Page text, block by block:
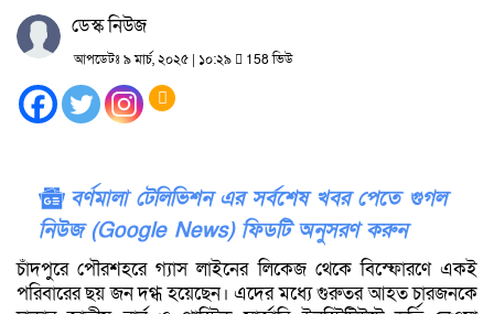
ডেস্ক নিউজ
আপডেটঃ ৯ মার্চ, ২০২৫ | ১০:২৯ 158 ভিউ
বর্ণমালা টেলিভিশন এর সর্বশেষ খবর পেতে গুগল
নিউজ (Google News) ফিডটি অনুসরণ করুন
চাঁদপুরে পৌরশহরে গ্যাস লাইনের লিকেজ থেকে বিস্ফোরণে একই
পরিবারের ছয় জন দগ্ধ হয়েছেন। এদের মধ্যে গুরুতর আহত চারজনকে